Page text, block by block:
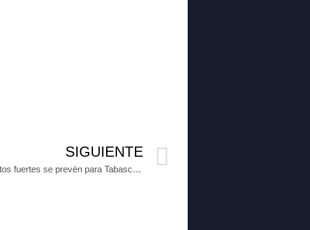
SIGUIENTE
Clima Conagua: Lluvias, truenos y vientos fuertes se prevén para Tabasco (Video-Gráficos)